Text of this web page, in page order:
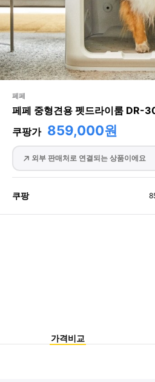
페페
페페 중형견용 펫드라이룸 DR-
쿠팡가 859,000원
외부 판매처로 연결되는 상품이에요
쿠팡
가격비교